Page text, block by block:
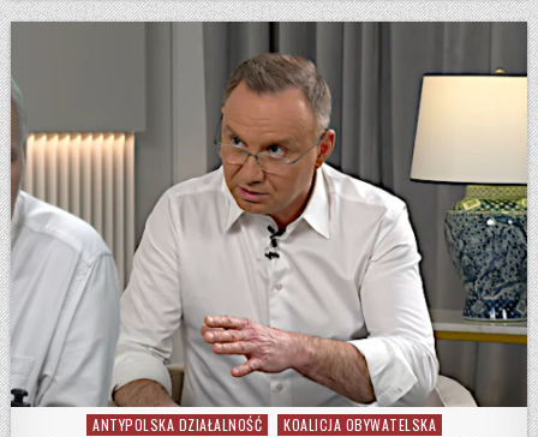
Posted in
ANTYPOLSKA DZIAŁALNOŚĆ
KOALICJA OBYWATELSKA